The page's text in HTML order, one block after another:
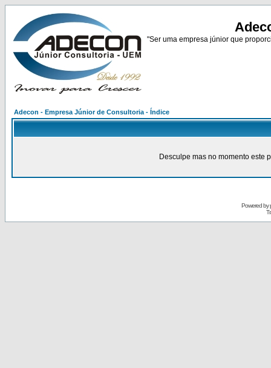
"Ser uma empresa júnior que
Adecon - Empresa Júnior de Consultoria - Índice
Desculpe mas no momento este
Powered by